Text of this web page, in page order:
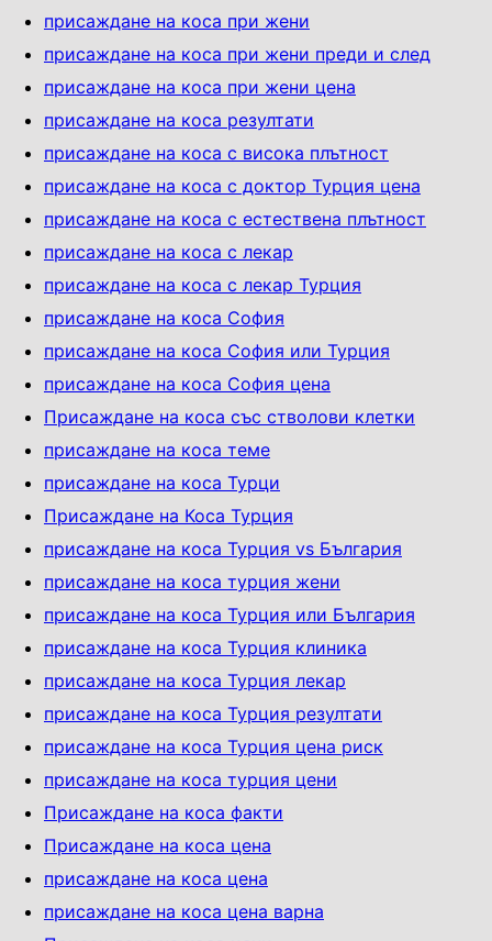
присаждане на коса при жени
присаждане на коса при жени преди и след
присаждане на коса при жени цена
присаждане на коса резултати
присаждане на коса с висока плътност
присаждане на коса с доктор Турция цена
присаждане на коса с естествена плътност
присаждане на коса с лекар
присаждане на коса с лекар Турция
присаждане на коса София
присаждане на коса София или Турция
присаждане на коса София цена
Присаждане на коса със стволови клетки
присаждане на коса теме
присаждане на коса Турци
Присаждане на Коса Турция
присаждане на коса Турция vs България
присаждане на коса турция жени
присаждане на коса Турция или България
присаждане на коса Турция клиника
присаждане на коса Турция лекар
присаждане на коса Турция резултати
присаждане на коса Турция цена риск
присаждане на коса турция цени
Присаждане на коса факти
Присаждане на коса ценa
присаждане на коса цена
присаждане на коса цена варна